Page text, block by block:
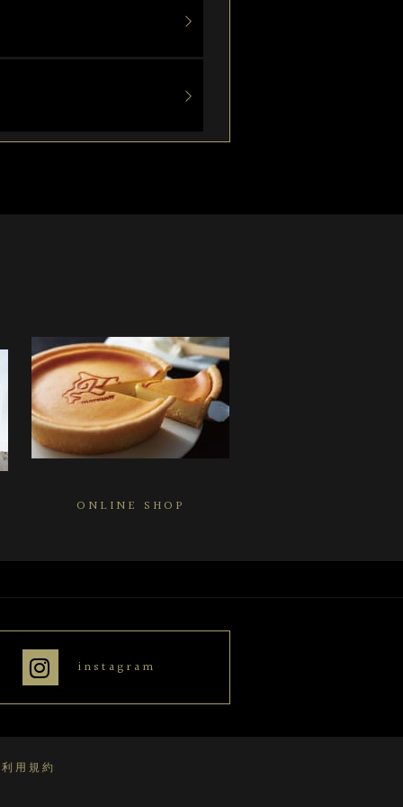
ONLINE SHOP
instagram
用規約